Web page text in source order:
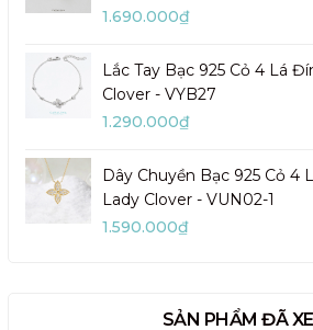
1.690.000₫
Lắc Tay Bạc 925 Cỏ 4 Lá
Clover - VYB27
1.290.000₫
Dây Chuyền Bạc 925 Cỏ 4
Lady Clover - VUN02-1
1.590.000₫
SẢN PHẨM ĐÃ